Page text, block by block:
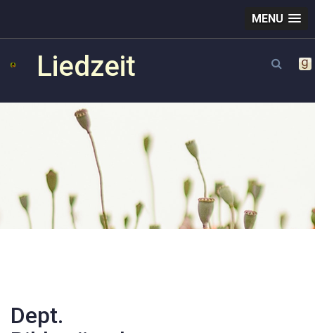
MENU
Liedzeit
Dept.